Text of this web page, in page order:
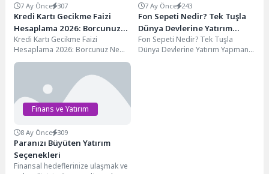
7 Ay Önce 307
Kredi Kartı Gecikme Faizi
Hesaplama 2026: Borcunuz
Ne Kadar Artacak?
Kredi Kartı Gecikme Faizi
Hesaplama 2026: Borcunuz Ne
Kadar Artacak? Kredi kartları,
7 Ay Önce 243
Fon Sepeti Nedir? Tek Tuşla
Dünya Devlerine Yatırım
Yapın
Fon Sepeti Nedir? Tek Tuşla
Dünya Devlerine Yatırım Yapmanın
Finans ve Yatırım
8 Ay Önce 309
Paranızı Büyüten Yatırım
Seçenekleri
Finansal hedeflerinize ulaşmak ve